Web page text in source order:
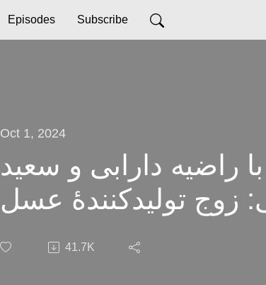
Episodes Subscribe
Oct 1, 2024
راضیه دارابی و سعید
زوجِ تولیدکنندۀ عسل
41.7K